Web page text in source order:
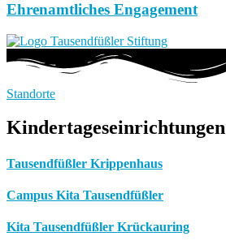
Ehrenamtliches Engagement
Standorte
Kindertageseinrichtungen
Tausendfüßler Krippenhaus
Campus Kita Tausendfüßler
Kita Tausendfüßler Krückauring